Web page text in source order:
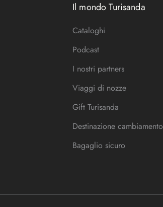
Il mondo Turisanda
Cataloghi
Podcast
I nostri partners
Viaggi di nozze
Gift Turisanda
Destinazione cambiamento
Bagaglio sicuro